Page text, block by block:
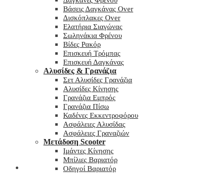
My wishlist
Βάσεις Δαγκάνας Over
Δισκόπλακες Over
Ελατήρια Σιαγώνας
Σωληνάκια Φρένου
Βίδες Ρακόρ
Επισκευή Τρόμπας
Επισκευή Δαγκάνας
Αλυσίδες & Γρανάζια
Σετ Αλυσίδες Γρανάζια
Αλυσίδες Κίνησης
Γρανάζια Εμπρός
Γρανάζια Πίσω
Καδένες Εκκεντροφόρου
Ασφάλειες Αλυσίδας
Ασφάλειες Γραναζιών
Μετάδοση Scooter
Ιμάντες Κίνησης
Μπίλιες Βαριατόρ
Οδηγοί Βαριατόρ